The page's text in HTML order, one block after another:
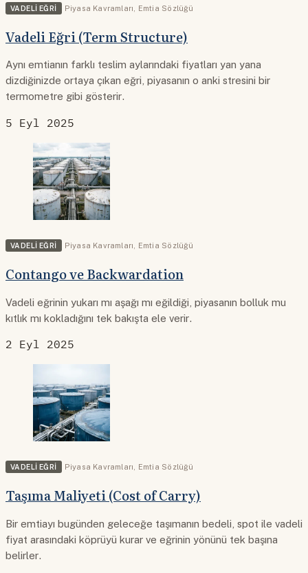
VADELI EĞRI Piyasa Kavramları Emtia Sözlüğü
Vadeli Eğri (Term Structure)
Aynı emtianın farklı teslim aylarındaki fiyatları yan yana
dizdiğinizde ortaya çıkan eğri, piyasanın o anki stresini bir
termometre gibi gösterir.
5 Eyl 2025
VADELI EĞRI Piyasa Kavramları Emtia Sözlüğü
Contango ve Backwardation
Vadeli eğrinin yukarı mı aşağı mı eğildiği, piyasanın bolluk mu
kıtlık mı kokladığını tek bakışta ele verir.
2 Eyl 2025
VADELI EĞRI Piyasa Kavramları Emtia Sözlüğü
Taşıma Maliyeti (Cost of Carry)
Bir emtiayı bugünden geleceğe taşımanın bedeli, spot ile vadeli
fiyat arasındaki köprüyü kurar ve eğrinin yönünü tek başına
belirler.